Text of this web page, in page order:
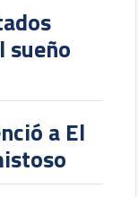
sueño
a El